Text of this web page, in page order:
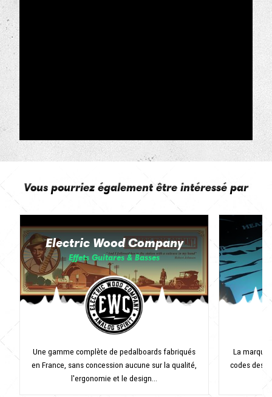
Vous pourriez également être intéressé par
Electric Wood Company
Effets Guitares & Basses
Une gamme complète de pedalboards fabriqués
en France, sans concession aucune sur la qualité,
l'ergonomie et le design...
La
codes des